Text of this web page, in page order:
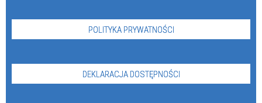
POLITYKA PRYWATNOŚCI
DEKLARACJA DOSTĘPNOŚCI